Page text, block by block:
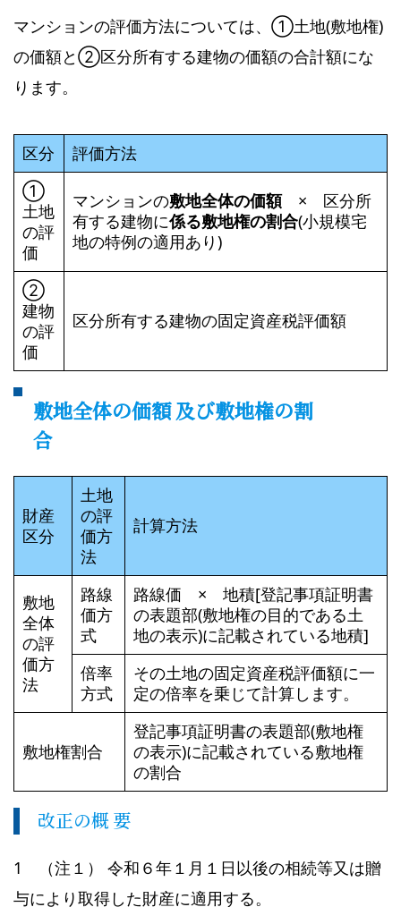
マンションの評価方法については、①土地(敷地権)
の価額と➁区分所有する建物の価額の合計額にな
ります。
区分
評価方法
①
土地
の評
価
マンションの敷地全体の価額× 区分所
有する建物に係る敷地権の割合(小規模宅
地の特例の適用あり)
➁
建物
の評
価
区分所有する建物の固定資産税評価額
敷地全体の価額 及び敷地権の割
合
財産
区分
土地
の評
価方
法
計算方法
敷地
全体
の評
価方
法
路線
価方
式
路線価 × 地積[登記事項証明書
の表題部(敷地権の目的である土
地の表示)に記載されている地積]
倍率
方式
その土地の固定資産税評価額に一
定の倍率を乗じて計算します。
敷地権割合
登記事項証明書の表題部(敷地権
の表示)に記載されている敷地権
の割合
改正の概 要
1 （注１） 令和６年１月１日以後の相続等又は贈
与により取得した財産に適用する。